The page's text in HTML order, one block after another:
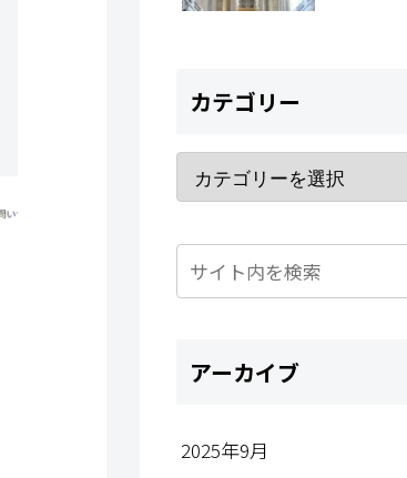
カテゴリー
アーカイブ
2025年9月